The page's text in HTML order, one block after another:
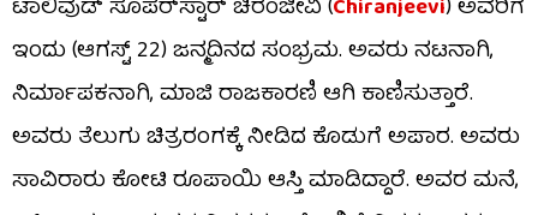
ಟಾಲಿವುಡ್ ಸೂಪರ್​​ಸ್ಟಾರ್ ಚಿರಂಜೀವಿ (Chiranjeevi) ಅವರಿಗೆ
ಇಂದು (ಆಗಸ್ಟ್ 22) ಜನ್ಮದಿನದ ಸಂಭ್ರಮ. ಅವರು ನಟನಾಗಿ,
ನಿರ್ಮಾಪಕನಾಗಿ, ಮಾಜಿ ರಾಜಕಾರಣಿ ಆಗಿ ಕಾಣಿಸುತ್ತಾರೆ.
ಅವರು ತೆಲುಗು ಚಿತ್ರರಂಗಕ್ಕೆ ನೀಡಿದ ಕೊಡುಗೆ ಅಪಾರ. ಅವರು
ಸಾವಿರಾರು ಕೋಟಿ ರೂಪಾಯಿ ಆಸ್ತಿ ಮಾಡಿದ್ದಾರೆ. ಅವರ ಮನೆ,